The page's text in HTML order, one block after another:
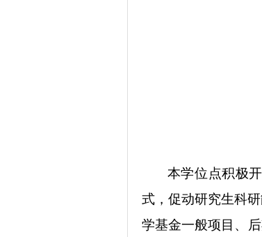
本学位点积极
式，促动研究生科
学基金一般项目、